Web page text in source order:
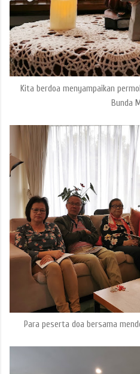
Kita berdoa menyampaikan
Bunda
Para peserta doa bersama